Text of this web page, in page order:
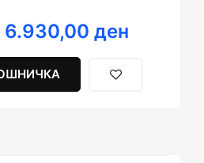
6.930,00 ден